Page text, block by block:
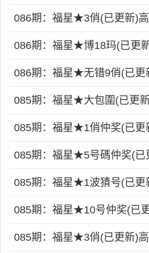
086期：福星★3俏(已更新)
086期：福星★博18玛(已更
086期：福星★无错9俏(已更
085期：福星★大包圍(已更
085期：福星★1俏仲奖(已更
085期：福星★5号碼仲奖(已
085期：福星★1波猜号(已更
085期：福星★10号仲奖(已
085期：福星★3俏(已更新)